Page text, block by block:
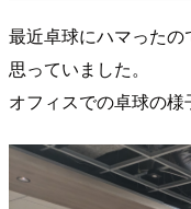
最近卓球にハマった
思っていました。
オフィスでの卓球の様